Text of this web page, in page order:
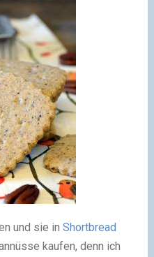
und sie in Shortbread
kaufen, denn ich